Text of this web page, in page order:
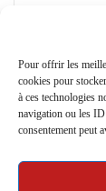
Pour offrir les
cookies pour
à ces technologies
navigation ou les
consentement peut
m
e
n